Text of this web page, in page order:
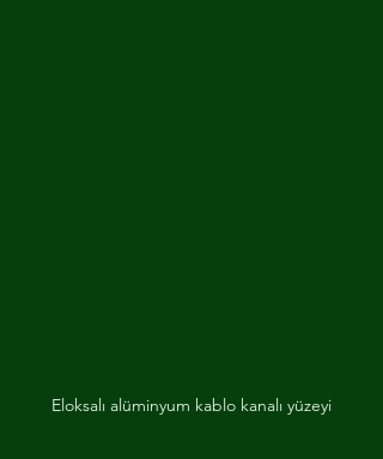
Eloksalı alüminyum kablo kanalı yüzeyi